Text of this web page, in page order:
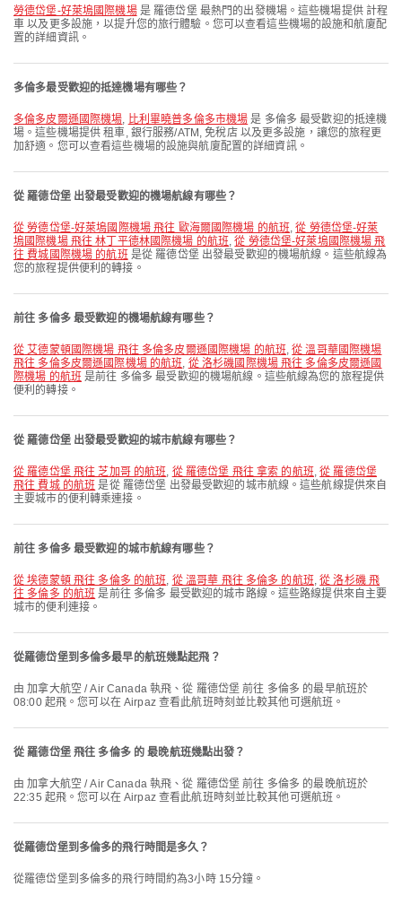
勞德岱堡-好萊塢國際機場是 羅德岱堡 最熱門的出發機場。這些機場提供 計程
車 以及更多設施，以提升您的旅行體驗。您可以查看這些機場的設施和航廈配
置的詳細資訊。
多倫多最受歡迎的抵達機場有哪些？
多倫多皮爾遜國際機場, 比利畢曉普多倫多市機場 是 多倫多 最受歡迎的抵達機
場。這些機場提供 租車, 銀行服務/ATM, 免稅店 以及更多設施，讓您的旅程更
加舒適。您可以查看這些機場的設施與航廈配置的詳細資訊。
從 羅德岱堡 出發最受歡迎的機場航線有哪些？
從 勞德岱堡-好萊塢國際機場 飛往 歐海爾國際機場 的航班,從 勞德岱堡-好萊
塢國際機場 飛往 林丁平德林國際機場 的航班,從 勞德岱堡-好萊塢國際機場 飛
往 費城國際機場 的航班 是從 羅德岱堡 出發最受歡迎的機場航線。這些航線為
您的旅程提供便利的轉接。
前往 多倫多 最受歡迎的機場航線有哪些？
從 艾德蒙頓國際機場 飛往 多倫多皮爾遜國際機場 的航班,從 溫哥華國際機場
飛往 多倫多皮爾遜國際機場 的航班, 從 洛杉磯國際機場 飛往 多倫多皮爾遜國
際機場 的航班 是前往 多倫多 最受歡迎的機場航線。這些航線為您的旅程提供
便利的轉接。
從 羅德岱堡 出發最受歡迎的城市航線有哪些？
從 羅德岱堡 飛往 芝加哥 的航班, 從 羅德岱堡 飛往 拿索 的航班,從 羅德岱堡
飛往 費城 的航班 是從 羅德岱堡 出發最受歡迎的城市航線。這些航線提供來自
主要城市的便利轉乘連接。
前往 多倫多 最受歡迎的城市航線有哪些？
從 埃德蒙頓 飛往 多倫多 的航班, 從 溫哥華 飛往 多倫多 的航班,從 洛杉磯 飛
往 多倫多 的航班 是前往 多倫多 最受歡迎的城市路線。這些路線提供來自主要
城市的便利連接。
從羅德岱堡到多倫多最早的航班幾點起飛？
由 加拿大航空 / Air Canada 執飛、從 羅德岱堡 前往 多倫多 的最早航班於
08:00 起飛。您可以在 Airpaz 查看此航班時刻並比較其他可選航班。
從 羅德岱堡 飛往 多倫多 的 最晚航班幾點出發？
由 加拿大航空 / Air Canada 執飛、從 羅德岱堡 前往 多倫多 的最晚航班於
22:35 起飛。您可以在 Airpaz 查看此航班時刻並比較其他可選航班。
從羅德岱堡到多倫多的飛行時間是多久？
從羅德岱堡到多倫多的飛行時間約為3小時 15分鐘。